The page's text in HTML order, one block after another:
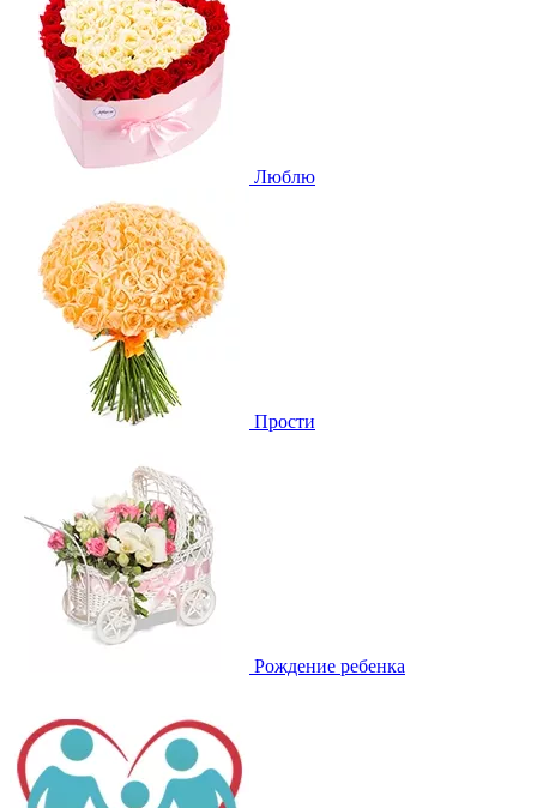
Люблю
Прости
Рождение ребенка